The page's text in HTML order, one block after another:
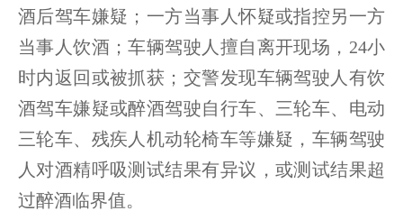
酒后驾车嫌疑；一方当事人怀疑或指控另一方
当事人饮酒；车辆驾驶人擅自离开现场，24小
时内返回或被抓获；交警发现车辆驾驶人有饮
酒驾车嫌疑或醉酒驾驶自行车、三轮车、电动
三轮车、残疾人机动轮椅车等嫌疑，车辆驾驶
人对酒精呼吸测试结果有异议，或测试结果超
过醉酒临界值。